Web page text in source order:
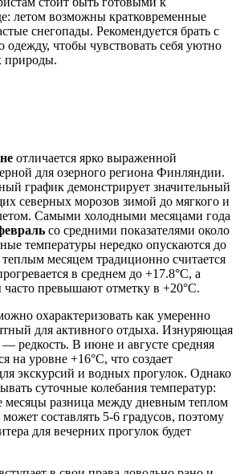
летом возможны кратковременные
снегопады. Рекомендуется брать с
чтобы чувствовать себя уютно
природы.
отличается ярко выраженной
для озерного региона Финляндии.
график демонстрирует значительный
северных морозов зимой до мягкого и
Самыми холодными месяцами года
со средними показателями около
температуры нередко опускаются до
месяцем традиционно считается
в среднем до +17.8°C, а
превышают отметку в +20°C.
охарактеризовать как умеренно
для активного отдыха. Изнуряющая
редкость. В июне и августе средняя
на уровне +16°C, что создает
экскурсий и водных прогулок. Однако
суточные колебания температур:
месяцы разница между дневным теплом
составлять 5-6 градусов, поэтому
для вечерних прогулок будет